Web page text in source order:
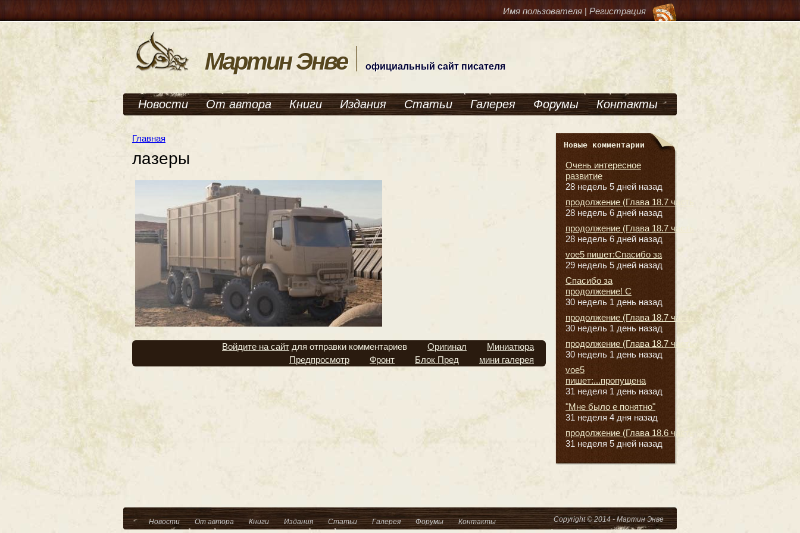
Имя пользователя | Регистрация
Мартин Энве официальный сайт писателя
Новости От автора Книги Издания Статьи Галерея Форумы Контакты
Главная
лазеры
Войдите на сайт для отправки комментариев Оригинал
Миниатюра
Предпросмотр
Фронт Блок Пред мини галерея
Новые комментарии
Очень интересное
развитие
28 недель 5 дней назад
продолжение (Глава 18.7 часть
28 недель 6 дней назад
продолжение (Глава 18.7 часть
28 недель 6 дней назад
voe5 пишет:Спасибо за
29 недель 5 дней назад
Спасибо за
продолжение! С
30 недель 1 день назад
продолжение (Глава 18.7 часть
30 недель 1 день назад
продолжение (Глава 18.7 часть
30 недель 1 день назад
voe5
пишет:...пропущена
31 неделя 1 день назад
"Мне было е понятно"
31 неделя 4 дня назад
продолжение (Глава 18.6 часть
31 неделя 5 дней назад
Copyright © 2014 - Мартин Энве
Новости От автора Книги Издания Статьи Галерея Форумы Контакты